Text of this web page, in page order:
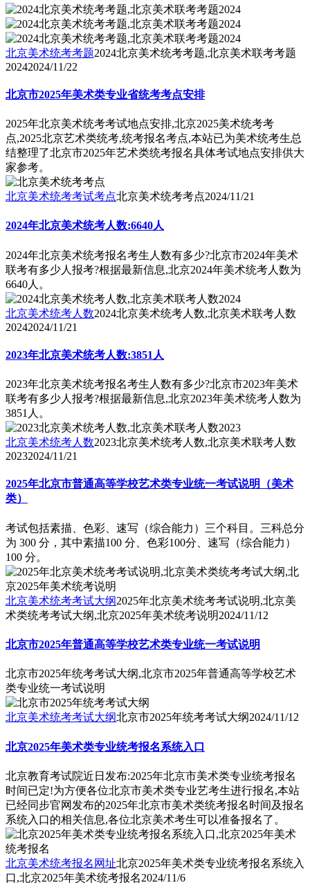
北京美术统考考题2024北京美术统考考题,北京美术联考考题
20242024/11/22
北京市2025年美术类专业省统考考点安排
2025年北京美术统考考试地点安排,北京2025美术统考考
点,2025北京艺术类统考,统考报名考点,本站已为美术统考生总
结整理了北京市2025年艺术类统考报名具体考试地点安排供大
家参考。
北京美术统考考试考点北京美术统考考点2024/11/21
2024年北京美术统考人数:6640人
2024年北京美术统考报名考生人数有多少?北京市2024年美术
联考有多少人报考?根据最新信息,北京2024年美术统考人数为
6640人。
北京美术统考人数2024北京美术统考人数,北京美术联考人数
20242024/11/21
2023年北京美术统考人数:3851人
2023年北京美术统考报名考生人数有多少?北京市2023年美术
联考有多少人报考?根据最新信息,北京2023年美术统考人数为
3851人。
北京美术统考人数2023北京美术统考人数,北京美术联考人数
20232024/11/21
2025年北京市普通高等学校艺术类专业统一考试说明（美术
类）
考试包括素描、色彩、速写（综合能力）三个科目。三科总分
为 300 分，其中素描100 分、色彩100分、速写（综合能力）
100 分。
北京美术统考考试大纲2025年北京美术统考考试说明,北京美
术类统考考试大纲,北京2025年美术统考说明2024/11/12
北京市2025年普通高等学校艺术类专业统一考试说明
北京市2025年统考考试大纲,北京市2025年普通高等学校艺术
类专业统一考试说明
北京美术统考考试大纲北京市2025年统考考试大纲2024/11/12
北京2025年美术类专业统考报名系统入口
北京教育考试院近日发布:2025年北京市美术类专业统考报名
时间已定!为方便各位北京市美术类专业艺考生进行报名,本站
已经同步官网发布的2025年北京市美术类统考报名时间及报名
系统入口的相关信息,各位北京美术考生可以准备报名了。
北京美术统考报名网址北京2025年美术类专业统考报名系统入
口,北京2025年美术统考报名2024/11/6